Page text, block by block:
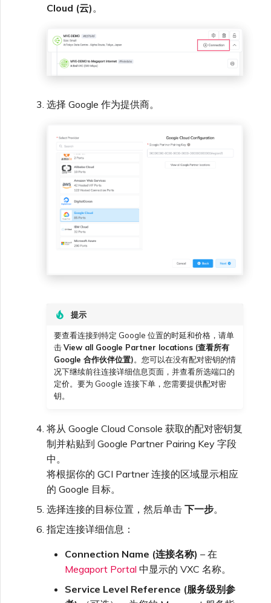
Azure 服务密钥 API 响应字
Cloud (云)。
选择 Google 作为提供商。
提示
要查看连接到特定 Google 位置的时延和价格，请单
击View all Google Partner locations (查看所有
Google 合作伙伴位置)。您可以在没有配对密钥的情
况下继续前往连接详细信息页面，并查看所选端口的
定价。要为 Google 连接下单，您需要提供配对密
钥。
将从 Google Cloud Console 获取的配对密钥复
制并粘贴到 Google Partner Pairing Key 字段
中。
将根据你的 GCI Partner 连接的区域显示相应
的 Google 目标。
选择连接的目标位置，然后单击 下一步。
指定连接详细信息：
Connection Name (连接名称) – 在
Megaport Portal 中显示的 VXC 名称。
Service Level Reference (服务级别参